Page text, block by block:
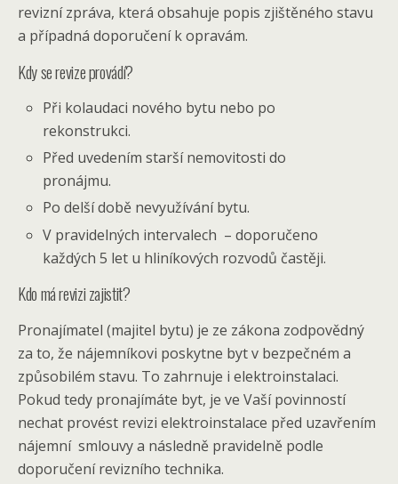
revizní zpráva, která obsahuje popis zjištěného stavu
a případná doporučení k opravám.
Kdy se revize provádí?
Při kolaudaci nového bytu nebo po
rekonstrukci.
Před uvedením starší nemovitosti do
pronájmu.
Po delší době nevyužívání bytu.
V pravidelných intervalech – doporučeno
každých 5 let u hliníkových rozvodů častěji.
Kdo má revizi zajistit?
Pronajímatel (majitel bytu) je ze zákona zodpovědný
za to, že nájemníkovi poskytne byt v bezpečném a
způsobilém stavu. To zahrnuje i elektroinstalaci.
Pokud tedy pronajímáte byt, je ve Vaší povinností
nechat provést revizi elektroinstalace před uzavřením
nájemní smlouvy a následně pravidelně podle
doporučení revizního technika.